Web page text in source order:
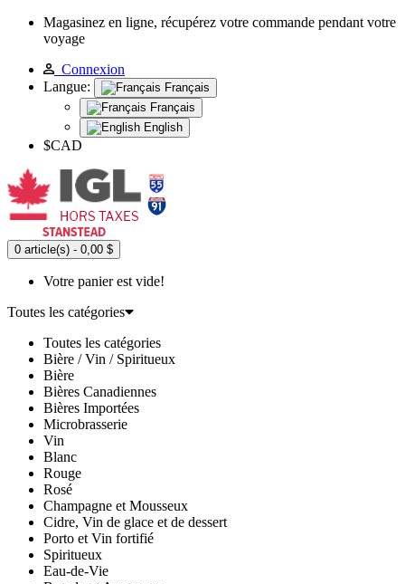
Magasinez en ligne, récupérez votre commande pendant votre
voyage
Connexion
Langue:
Français
Français
English
$CAD
0 article(s) - 0,00 $
Votre panier est vide!
Toutes les catégories
Toutes les catégories
Bière / Vin / Spiritueux
Bière
Bières Canadiennes
Bières Importées
Microbrasserie
Vin
Blanc
Rouge
Rosé
Champagne et Mousseux
Cidre, Vin de glace et de dessert
Porto et Vin fortifié
Spiritueux
Eau-de-Vie